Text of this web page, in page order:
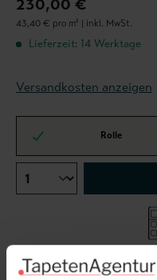
230,00 €
43,40 € pro m² | inkl. MwSt.
Lieferzeit: 14 Werktage
Versandkosten anzeigen
Rolle